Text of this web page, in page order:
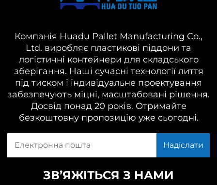
Компанія Huadu Pallet Manufacturing Co.,
Ltd. виробляє пластикові піддони та
логістичні контейнери для складського
зберігання. Наші сучасні технології лиття
під тиском і індивідуальне проектування
забезпечують міцні, масштабовані рішення.
Досвід понад 20 років. Отримайте
безкоштовну пропозицію уже сьогодні.
ЗВ’ЯЖІТЬСЯ З НАМИ